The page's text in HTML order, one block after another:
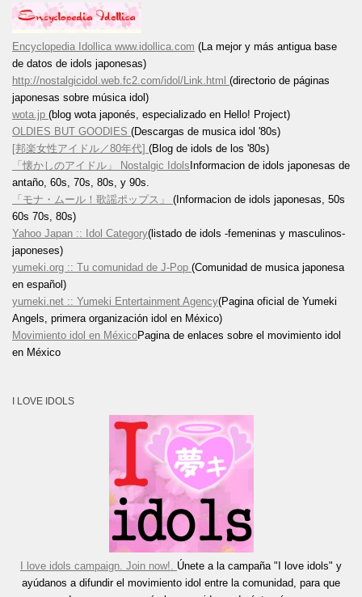
Encyclopedia Idollica www.idollica.com (La mejor y más antigua base
de datos de idols japonesas)
http://nostalgicidol.web.fc2.com/idol/Link.html (directorio de páginas
japonesas sobre música idol)
wota.jp (blog wota japonés, especializado en Hello! Project)
OLDIES BUT GOODIES (Descargas de musica idol '80s)
[邦楽女性アイドル／80年代] (Blog de idols de los '80s)
「懐かしのアイドル」 Nostalgic Idols Informacion de idols japonesas de
antaño, 60s, 70s, 80s, y 90s.
「モナ・ムール！歌謡ポップス」 (Informacion de idols japonesas, 50s
60s 70s, 80s)
Yahoo Japan :: Idol Category(listado de idols -femeninas y masculinos-
japoneses)
yumeki.org :: Tu comunidad de J-Pop (Comunidad de musica japonesa
en español)
yumeki.net :: Yumeki Entertainment Agency(Pagina oficial de Yumeki
Angels, primera organización idol en México)
Movimiento idol en MéxicoPagina de enlaces sobre el movimiento idol
en México
I LOVE IDOLS
I love idols campaign. Join now!. Únete a la campaña "I love idols" y
ayúdanos a difundir el movimiento idol entre la comunidad, para que